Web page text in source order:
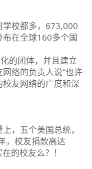
校都多，673,000
在全球160多个国
的团体，并且建立
络的负责人说“也许
友网络的广度和深
，五个美国总统，
，校友捐款高达
的校友么？！